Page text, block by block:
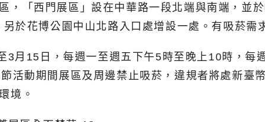
，「西門展區」設在中華路一段北端與南端，並
於花博公園中山北路入口處增設一處。有吸菸需
3月15日，每週一至週五下午5時至晚上10時，每
活動期間展區及周邊禁止吸菸，違規者將處新臺
境。